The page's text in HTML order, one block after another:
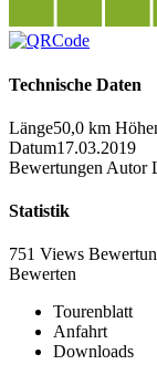
Technische Daten
Länge50,0 km
Datum17.03.2019
Bewertungen Autor
Statistik
751 Views
Bewerten
Tourenblatt
Anfahrt
Downloads